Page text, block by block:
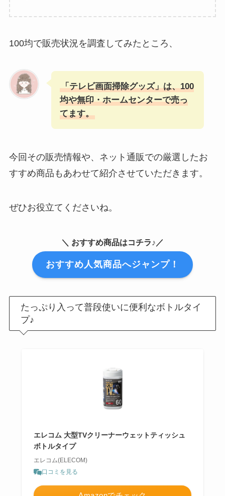
100均で販売状況を調査してみたところ、
「テレビ画面掃除グッズ」は、100
均や無印・ホームセンターで売っ
てます。
今回その販売情報や、ネット通販での厳選したお
すすめ商品もあわせて紹介させていただきます。
ぜひお役立てくださいね。
＼ おすすめ商品はコチラ♪／
おすすめ人気商品へジャンプ！
たっぷり入って普段使いに便利なボトルタイ
プ♪
エレコム 大型TVクリーナーウェットティッシュ
ボトルタイプ
エレコム(ELECOM)
口コミを見る